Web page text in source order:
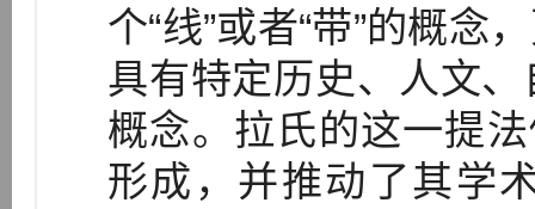
个“线”或者“带”的概念
具有特定历史、人文
概念。拉氏的这一提
形成，并推动了其学